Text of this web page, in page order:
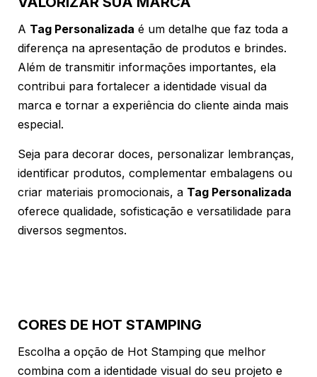
A Tag Personalizada é um detalhe que faz toda a
diferença na apresentação de produtos e brindes.
Além de transmitir informações importantes, ela
contribui para fortalecer a identidade visual da
marca e tornar a experiência do cliente ainda mais
especial.
Seja para decorar doces, personalizar lembranças,
identificar produtos, complementar embalagens ou
criar materiais promocionais, a Tag Personalizada
oferece qualidade, sofisticação e versatilidade para
diversos segmentos.
CORES DE HOT STAMPING
Escolha a opção de Hot Stamping que melhor
combina com a identidade visual do seu projeto e